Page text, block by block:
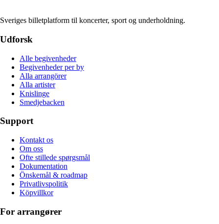
Sveriges billetplatform til koncerter, sport og underholdning.
Udforsk
Alle begivenheder
Begivenheder per by
Alla arrangörer
Alla artister
Knislinge
Smedjebacken
Support
Kontakt os
Om oss
Ofte stillede spørgsmål
Dokumentation
Önskemål & roadmap
Privatlivspolitik
Köpvillkor
For arrangører